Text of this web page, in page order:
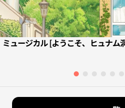
ミュージカル [ようこそ、ヒュナム